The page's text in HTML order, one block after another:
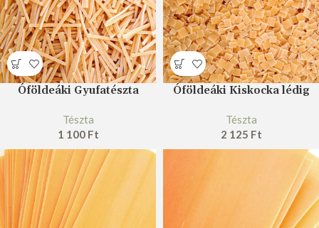
Óföldeáki Gyufatészta
Tészta
1 100 Ft
Óföldeáki Kiskocka lédig
Tészta
2 125 Ft